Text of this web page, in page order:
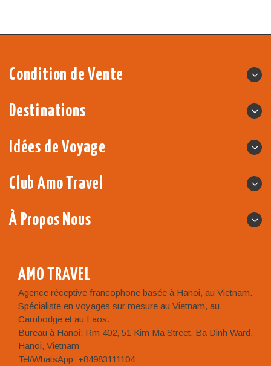
Condition de Vente
Destinations
Idées de Voyage
Club Amo Travel
À Propos Nous
AMO TRAVEL
Agence réceptive francophone basée à Hanoi, au Vietnam.
Spécialiste en voyages sur mesure au Vietnam, au
Cambodge et au Laos.
Bureau à Hanoi: Rm 402, 51 Kim Ma Street, Ba Dinh Ward,
Hanoi, Vietnam
Tel/WhatsApp: +84983111104